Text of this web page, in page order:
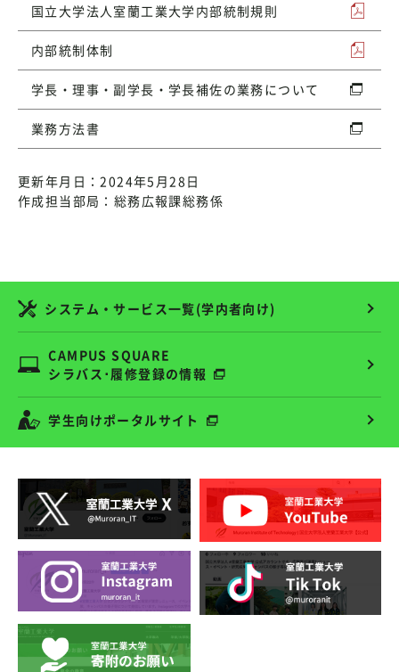
国立大学法人室蘭工業大学内部統制規則
内部統制体制
学長・理事・副学長・学長補佐の業務について
業務方法書
更新年月日：2024年5月28日
作成担当部局：総務広報課総務係
システム・サービス一覧(学内者向け)
CAMPUS SQUARE
シラバス･履修登録の情報
学生向けポータルサイト